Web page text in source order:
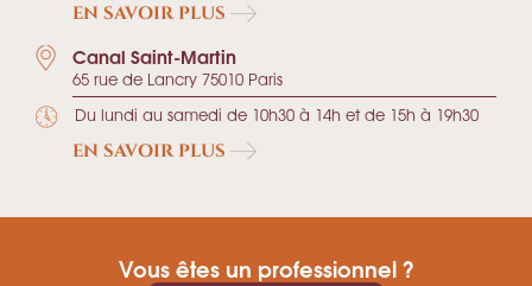
EN SAVOIR PLUS
Canal Saint-Martin
65 rue de Lancry 75010 Paris
Du lundi au samedi de 10h30 à 14h et de 15h à 19h30
EN SAVOIR PLUS
Vous êtes un professionnel ?